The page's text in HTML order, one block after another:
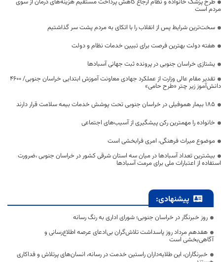
طرح پزشک خانواده و نظام ارجاع کاهش پرداخت مستقیم هزینه‌های درمان از سوی
مردم است
سخت‌ترین شرایط پس از انقلاب را با اتکای به مردم پشت سر گذاشتیم
هفته دولت بهترین فرصت برای تبیین خدمات نظام و دولت
یشتازی خراسان جنوبی در پرونده ثبت جهانی آسبادها
تقدیر مقام عالی وزارت از عملکرد جهادی معاونت آموزش ابتدایی خراسان جنوبی/ ۴۶۰۰
دانش‌آموز زیر چتر «طرح حامی»
۱۸۵ بیمار هموفیلی در خراسان جنوبی تحت پوشش خدمات بیمه سلامت قرار دارند
خانواده را مهمترین رکن پیشگیری از آسیب‌های اجتماعی
موضوع میراث فرهنگی، امری فرابخشی است
بیشترین تعداد آسبادها در میان سه استان شرقی کشور در خراسان جنوبی ،ضرورت
استفاده از اعتبارات ملی برای مرمت آسبادها
پیشنهادی:
روز خبرنگار در خراسان جنوبی؛ شورای اداری به رنگ رسانه
هفدهم مرداد روز پاسداشت تلاش‌گران بی‌ادعای عرصه اطلاع‌رسانی و
آگاهی‌بخشی است
خبرنگاران، این طلایه‌داران راستین خدمت در رسانه، انسان‌های پرتلاش و فداکاری